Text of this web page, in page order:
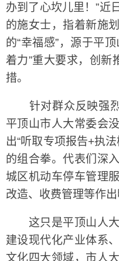
办到了心坎儿里！”近
的施女士，指着新施
的“幸福感”，源于平
着力”重大要求，创新
措。
针对群众反映强烈
平顶山市人大常委会
出“听取专项报告+执
的组合拳。代表们深
城区机动车停车管理
改造、收费管理等作出
这只是平顶山人大
建设现代化产业体系
文化四大领域，市人